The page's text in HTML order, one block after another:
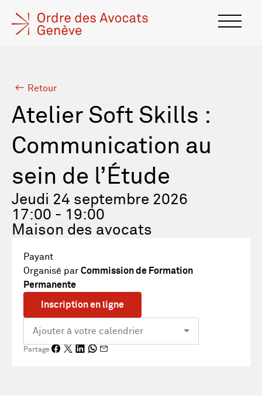
Retour
Atelier Soft Skills :
Communication au
sein de l’Étude
Jeudi 24 septembre 2026
17:00 - 19:00
Maison des avocats
Payant
Organisé par Commission de Formation
Permanente
Inscription en ligne
Partage